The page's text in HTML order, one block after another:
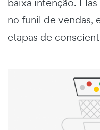
baixa intenção.
no funil de vendas,
etapas de